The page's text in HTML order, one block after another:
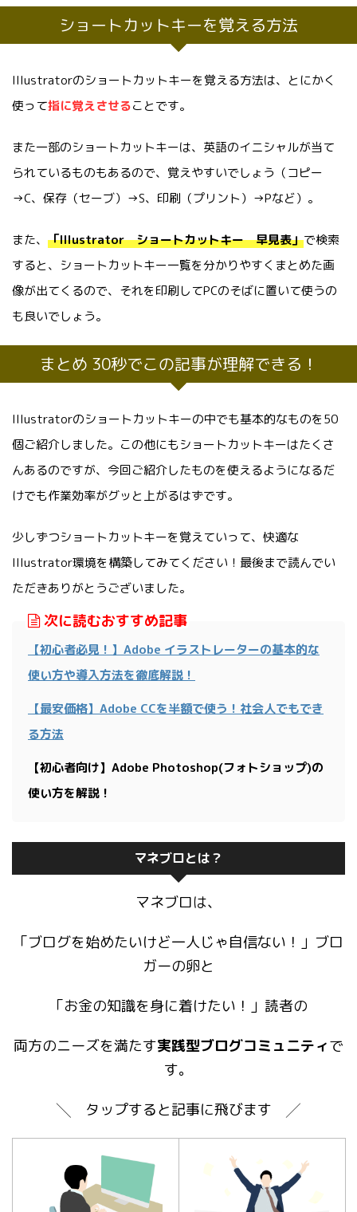
ショートカットキーを覚える方法
Illustratorのショートカットキーを覚える方法は、とにかく
使って指に覚えさせることです。
また一部のショートカットキーは、英語のイニシャルが当て
られているものもあるので、覚えやすいでしょう（コピー
→C、保存（セーブ）→S、印刷（プリント）→Pなど）。
また、 「Illustrator ショートカットキー 早見表」で検索
すると、ショートカットキー一覧を分かりやすくまとめた画
像が出てくるので、それを印刷してPCのそばに置いて使うの
も良いでしょう。
まとめ 30秒でこの記事が理解できる！
Illustratorのショートカットキーの中でも基本的なものを50
個ご紹介しました。この他にもショートカットキーはたくさ
んあるのですが、今回ご紹介したものを使えるようになるだ
けでも作業効率がグッと上がるはずです。
少しずつショートカットキーを覚えていって、快適な
Illustrator環境を構築してみてください！最後まで読んでい
ただきありがとうございました。
次に読むおすすめ記事
【初心者必見！】Adobe イラストレーターの基本的な
使い方や導入方法を徹底解説！
【最安価格】Adobe CCを半額で使う！社会人でもでき
る方法
【初心者向け】Adobe Photoshop(フォトショップ)の
使い方を解説！
マネブロとは？
マネブロは、
「ブログを始めたいけど一人じゃ自信ない！」ブロ
ガーの卵と
「お金の知識を身に着けたい！」読者の
両方のニーズを満たす実践型ブログコミュニティで
す。
╲ タップすると記事に飛びます ╱